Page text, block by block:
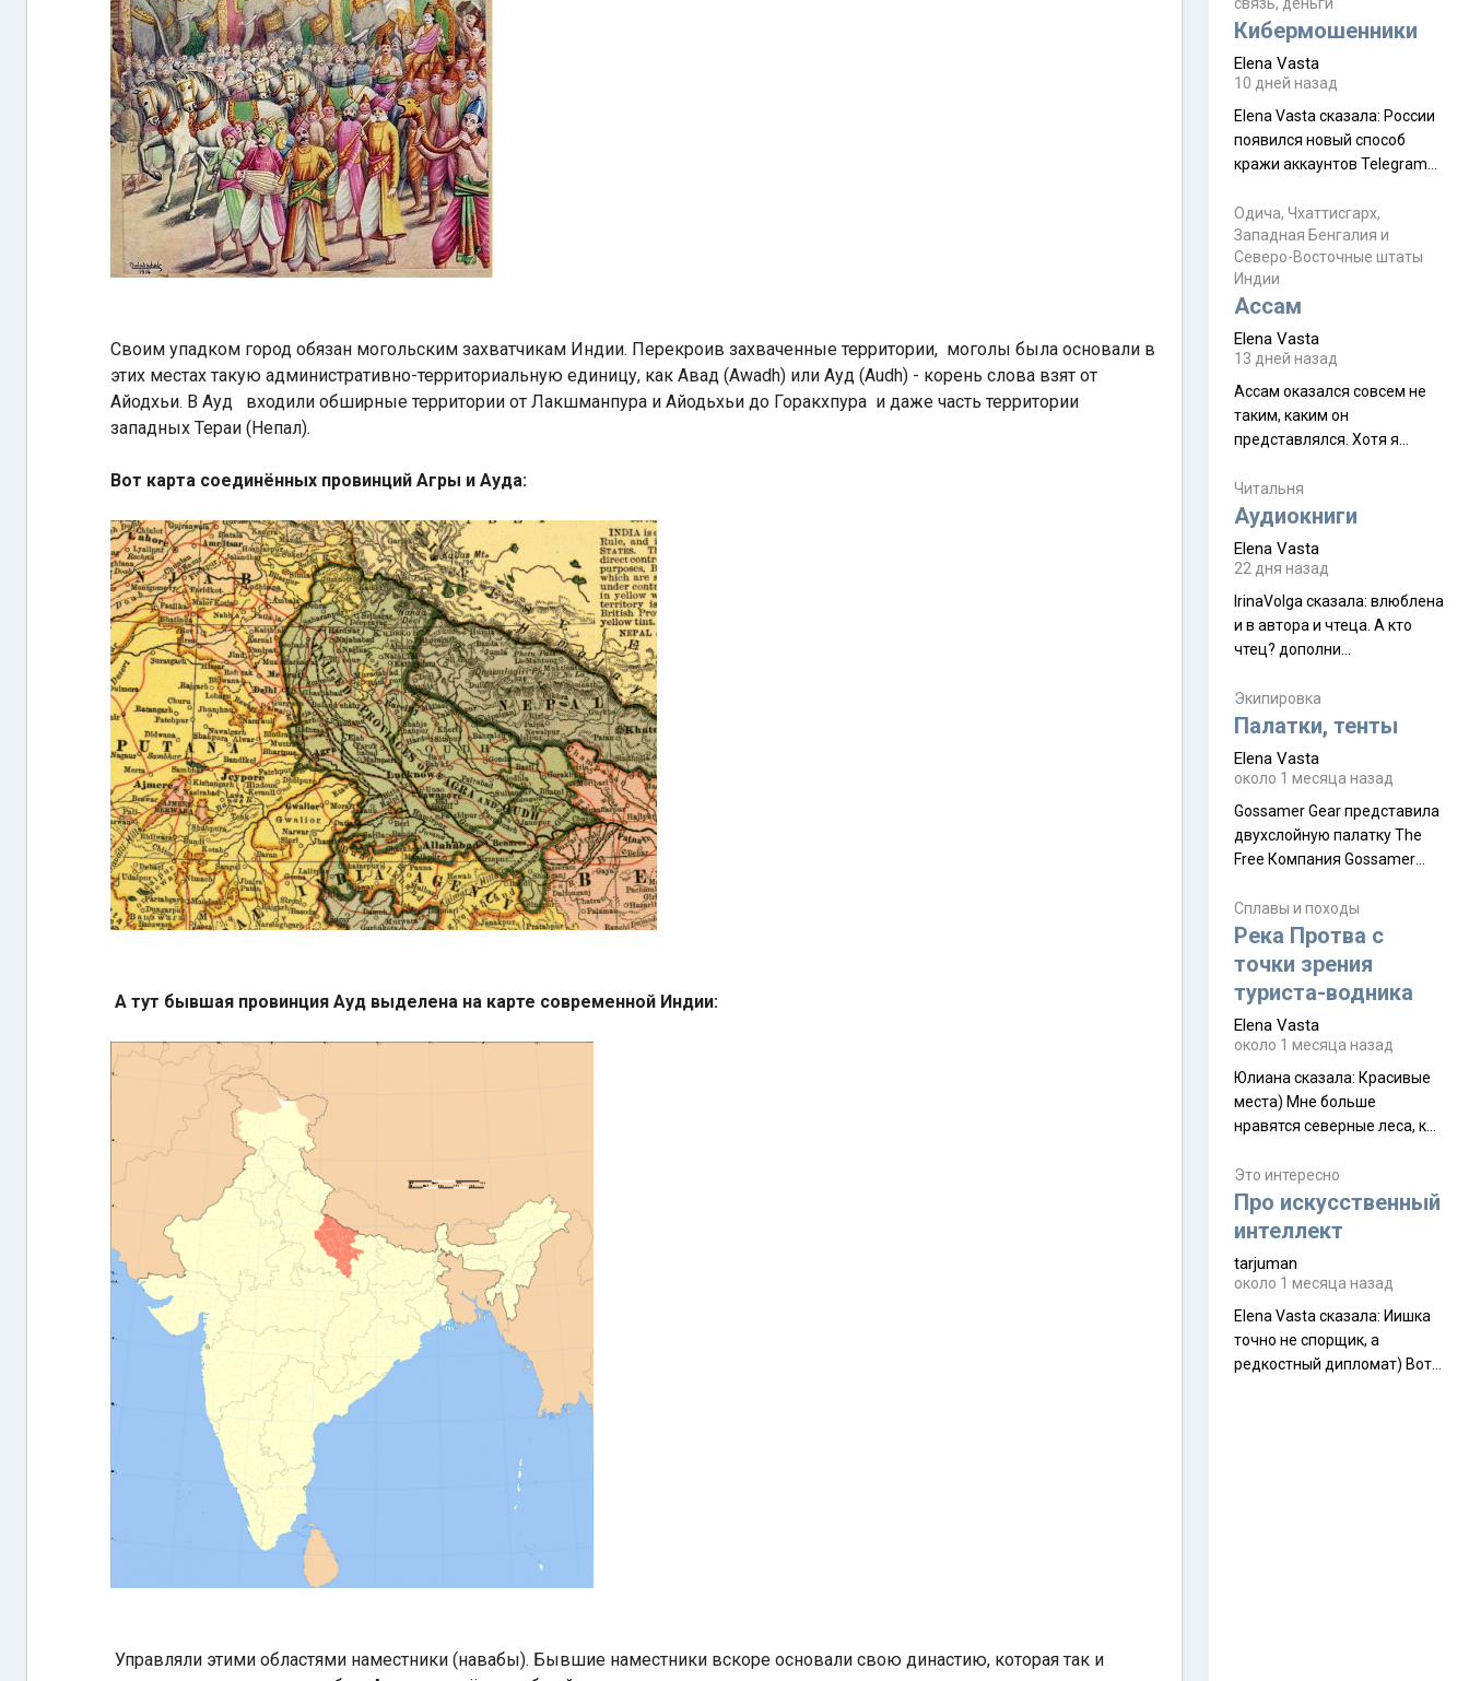
Своим упадком город обязан могольским захватчикам Индии. Перекроив захваченные территории, моголы была основали в
этих местах такую административно-территориальную единицу, как Авад (Awadh) или Ауд (Audh) - корень слова взят от
Айодхьи. В Ауд входили обширные территории от Лакшманпура и Айодьхьи до Горакхпура и даже часть территории
западных Тераи (Непал).
Вот карта соединённых провинций Агры и Ауда:
А тут бывшая провинция Ауд выделена на карте современной Индии:
Управляли этими областями наместники (навабы). Бывшие наместники вскоре основали свою династию, которая так и
на начало тропы показали
водителю карту, иначе
Пошли туда, потому что я
отзывов. По мне – сплошная
физуха, долгий спуск, потом
подъем по этому же пути.
Пока
Кибермошенники
Elena Vasta
10 дней назад
Elena Vasta сказалa: России
появился новый способ
кражи аккаунтов Telegram
Прочитайте! У моих двух
знакомых вот так увели
аккаунты
Одича, Чхаттисгарх,
Западная Бенгалия и
Северо-Восточные штаты
Индии
Ассам
Elena Vasta
13 дней назад
Ассам оказался совсем не
таким, каким он
представлялся. Хотя я
краешек, но все же схватила
ауру штата, как-то он меня
природа, мягкие
такая как бы переходная
ступень между привычной
нам Индией и остальными
надеюсь увидеть.
Читальня
Аудиокниги
Elena Vasta
22 дня назад
IrinaVolga сказалa: влюблена
и в автора и чтеца. А кто
чтец? дополни
Экипировка
Палатки, тенты
Elena Vasta
около 1 месяца назад
Gossamer Gear представила
двухслойную палатку The
Free Компания Gossamer
туристическую палатку The
Free, которая стала первой
ультралегкой моделью в
ассортименте
производителя. Новинка
получила двухслойную
конструкцию с отдельным
внешним тентом и сетчатой
внутренней палаткой, а ее
комплектации составляет
около 845 г. Палатка весит
менее
Сплавы и походы
Река Протва с
точки зрения
туриста-водника
Elena Vasta
около 1 месяца назад
Юлиана сказалa: Красивые
места) Мне больше
нравятся северные леса, как
южной тайги
Это интересно
Про искусственный
интеллект
tarjuman
около 1 месяца назад
Elena Vasta сказалa: Иишка
точно не спорщик, а
редкостный дипломат) Вот,